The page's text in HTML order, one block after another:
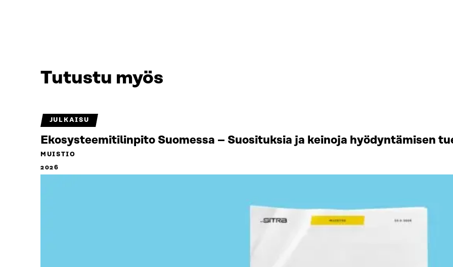
Tutustu myös
JULKAISU
Ekosysteemitilinpito Suomessa – Suosituksia ja keinoja hyödyntämisen
MUISTIO
2026